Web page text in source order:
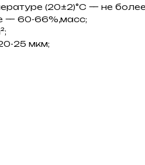
(20±2)°С — не
— 60-66%,масс;
25 мкм;